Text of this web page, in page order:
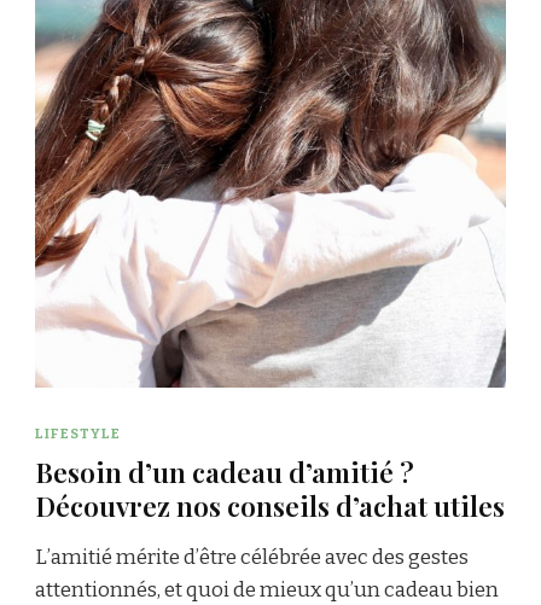
LIFESTYLE
Besoin d’un cadeau d’amitié ?
Découvrez nos conseils d’achat utiles
L’amitié mérite d’être célébrée avec des gestes
attentionnés, et quoi de mieux qu’un cadeau bien